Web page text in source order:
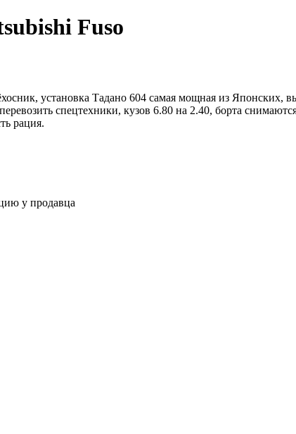
Fuso
установка Тадано 604 самая мощная из Японских,
спецтехники, кузов 6.80 на 2.40, борта
рация.
у продавца